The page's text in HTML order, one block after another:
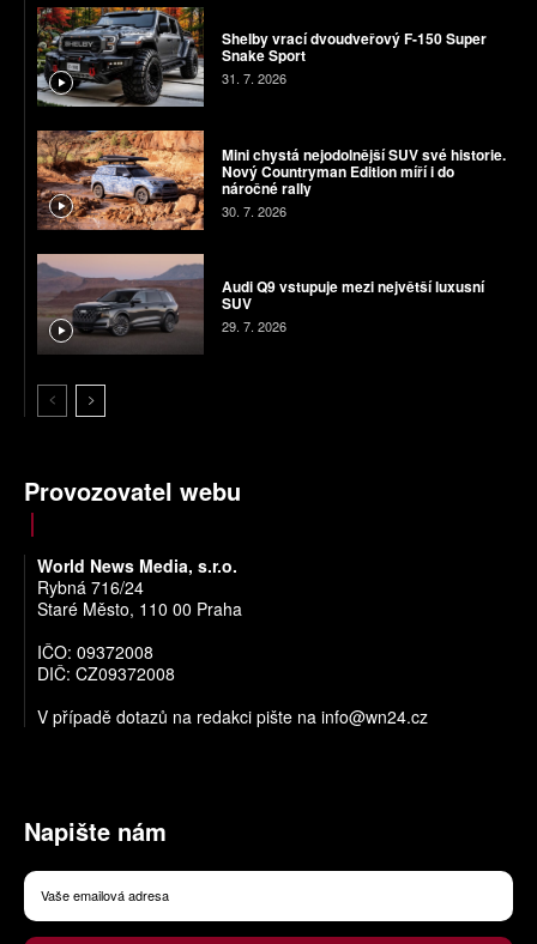
Shelby vrací dvoudveřový F-150 Super
Snake Sport
31. 7. 2026
Mini chystá nejodolnější SUV své historie.
Nový Countryman Edition míří i do
náročné rally
30. 7. 2026
Audi Q9 vstupuje mezi největší luxusní
SUV
29. 7. 2026
Provozovatel webu
World News Media, s.r.o.
Rybná 716/24
Staré Město, 110 00 Praha
IČO: 09372008
DIČ: CZ09372008
V případě dotazů na redakci pište na info@wn24.cz
Napište nám